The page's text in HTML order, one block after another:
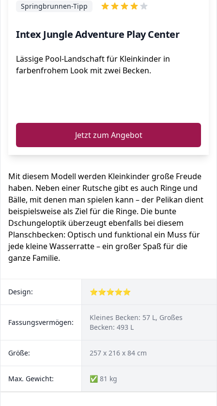
Intex Jungle Adventure Play Center
Springbrunnen-Tipp
Lässige Pool-Landschaft für Kleinkinder in
farbenfrohem Look mit zwei Becken.
Jetzt zum Angebot
Mit diesem Modell werden Kleinkinder große Freude
haben. Neben einer Rutsche gibt es auch Ringe und
Bälle, mit denen man spielen kann – der Pelikan dient
beispielsweise als Ziel für die Ringe. Die bunte
Dschungeloptik überzeugt ebenfalls bei diesem
Planschbecken: Optisch und funktional ein Muss für
jede kleine Wasserratte – ein großer Spaß für die
ganze Familie.
Design: ⭐⭐⭐⭐⭐
Fassungsvermögen:
Kleines Becken: 57 L, Großes
Becken: 493 L
Größe: 257 x 216 x 84 cm
Max. Gewicht: ✅ 81 kg